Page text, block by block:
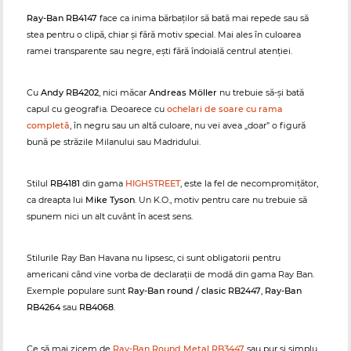
Ray-Ban RB4147 face ca inima bărbaților să bată mai repede sau să
stea pentru o clipă, chiar și fără motiv special. Mai ales în culoarea
ramei transparente sau negre, ești fără îndoială centrul atenției.
Cu Andy RB4202, nici măcar Andreas Möller nu trebuie să-și bată
capul cu geografia. Deoarece cu ochelari de soare cu rama
completă, în negru sau un altă culoare, nu vei avea „doar” o figură
bună pe străzile Milanului sau Madridului.
Stilul RB4181 din gama HIGHSTREET, este la fel de necompromițător,
ca dreapta lui Mike Tyson. Un K.O., motiv pentru care nu trebuie să
spunem nici un alt cuvânt în acest sens.
Stilurile Ray Ban Havana nu lipsesc, ci sunt obligatorii pentru
americani când vine vorba de declarații de modă din gama Ray Ban.
Exemple populare sunt Ray-Ban round / clasic RB2447, Ray-Ban
RB4264sau RB4068.
Ce să mai zicem de Ray-Ban Round Metal RB3447 sau pur și simplu